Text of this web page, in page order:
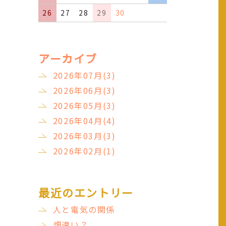
26
27 28 29 30
アーカイブ
2026年07月(3)
2026年06月(3)
2026年05月(3)
2026年04月(4)
2026年03月(3)
2026年02月(1)
最近のエントリー
人と電気の関係